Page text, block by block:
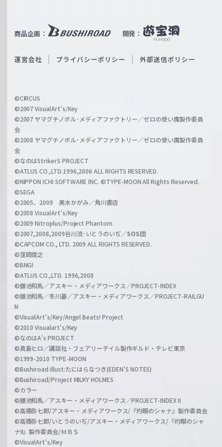
ß
c
a
r
z
商品企画： 開発：
b
O
i
l
h
a
n
l
運営会社 プライバシーポリシー 外部送信ポリシー
©CIRCUS
©2007 VisualArt's/Key
©2007 ヤマグチノボル･メディアファクトリー／ゼロの使い魔製作委員
会
©2008 ヤマグチノボル･メディアファクトリー／ゼロの使い魔製作委員
会
©なのはStrikerS PROJECT
©ATLUS CO.,LTD.1996,2006 ALL RIGHTS RESERVED.
©NIPPON ICHI SOFTWARE INC. ©TYPE-MOON All Rights Reserved.
©SEGA
©2005、2009 美水かがみ／角川書店
©2008 VisualArt's/Key
©2009 Nitroplus/Project Phantom
©2007,2008,2009谷川流･いとうのいぢ／SOS団
©CAPCOM CO., LTD. 2009 ALL RIGHTS RESERVED.
©窪岡俊之
©BNGI
©ATLUS CO.,LTD. 1996,2008
©鎌池和馬／アスキー・メディアワークス／PROJECT-INDEX
©鎌池和馬／冬川基／アスキー・メディアワークス／PROJECT-RAILGU
N
©VisualArt's/Key/Angel Beats! Project
©2010 Visualart's/Key
©なのはA's PROJECT
©真島ヒロ／講談社・フェアリーテイル製作ギルド・テレビ東京
©1999-2010 TYPE-MOON
©Bushiroad illust:たにはらなつき(EDEN'S NOTES)
©Bushiroad/Project MILKY HOLMES
©カラー
©鎌池和馬／アスキー・メディアワークス／PROJECT-INDEX II
©高橋弥七郎/アスキー・メディアワークス/『灼眼のシャナ』製作委員会
©高橋弥七郎/いとうのいぢ/アスキー・メディアワークス/『灼眼のシャ
ナII』製作委員会/ＭＢＳ
©VisualArt's/Key